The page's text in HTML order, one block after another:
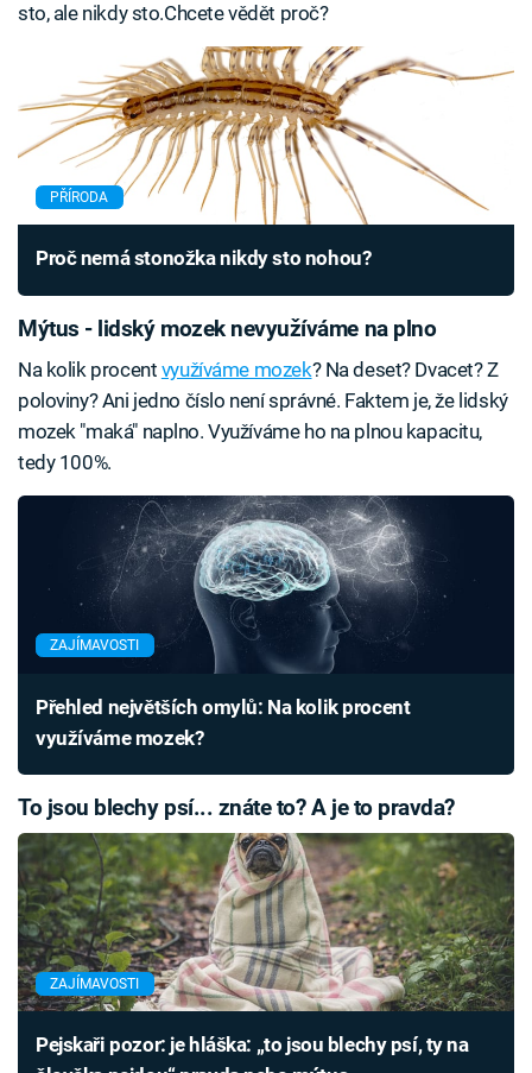
sto, ale nikdy sto.Chcete vědět proč?
PŘÍRODA
Proč nemá stonožka nikdy sto nohou?
Mýtus - lidský mozek nevyužíváme na plno
Na kolik procent využíváme mozek? Na deset? Dvacet? Z
poloviny? Ani jedno číslo není správné. Faktem je, že lidský
mozek "maká" naplno. Využíváme ho na plnou kapacitu,
tedy 100%.
ZAJÍMAVOSTI
Přehled největších omylů: Na kolik procent
využíváme mozek?
To jsou blechy psí... znáte to? A je to pravda?
ZAJÍMAVOSTI
Pejskaři pozor: je hláška: „to jsou blechy psí, ty na